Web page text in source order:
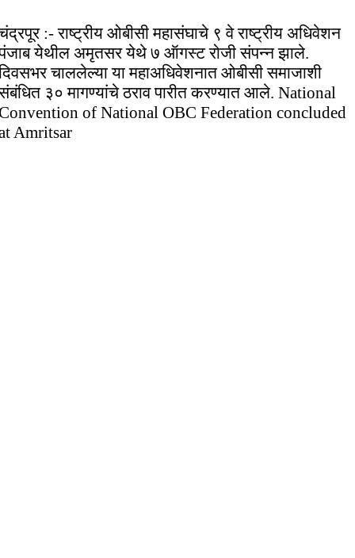
:- राष्ट्रीय ओबीसी महासंघाचे ९ वे राष्ट्रीय अधिवेशन
येथील अमृतसर येथे ७ ऑगस्ट रोजी संपन्न झाले.
चाललेल्या या महाअधिवेशनात ओबीसी समाजाशी
३० मागण्यांचे ठराव पारीत करण्यात आले. National
of National OBC Federation concluded
Amritsar